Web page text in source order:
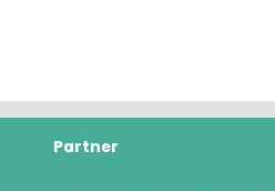
Partner